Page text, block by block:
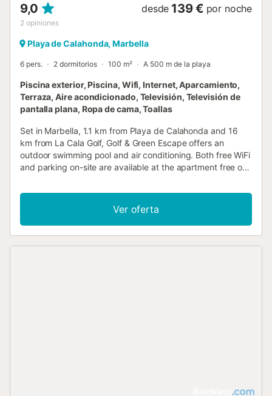
9,0
2 opiniones
desde 139 € por noche
Playa de Calahonda, Marbella
6 pers. 2 dormitorios 100 m² A 500 m de la playa
Piscina exterior, Piscina, Wifi, Internet, Aparcamiento,
Terraza, Aire acondicionado, Televisión, Televisión de
pantalla plana, Ropa de cama, Toallas
Set in Marbella, 1.1 km from Playa de Calahonda and 16
km from La Cala Golf, Golf & Green Escape offers an
outdoor swimming pool and air conditioning. Both free WiFi
and parking on-site are available at the apartment free of
Ver oferta